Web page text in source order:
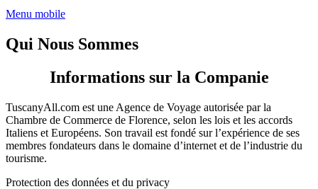
Menu mobile
Qui Nous Sommes
Informations sur la Companie
TuscanyAll.com est une Agence de Voyage autorisée par la
Chambre de Commerce de Florence, selon les lois et les accords
Italiens et Européens. Son travail est fondé sur l’expérience de ses
membres fondateurs dans le domaine d’internet et de l’industrie du
tourisme.
Protection des données et du privacy